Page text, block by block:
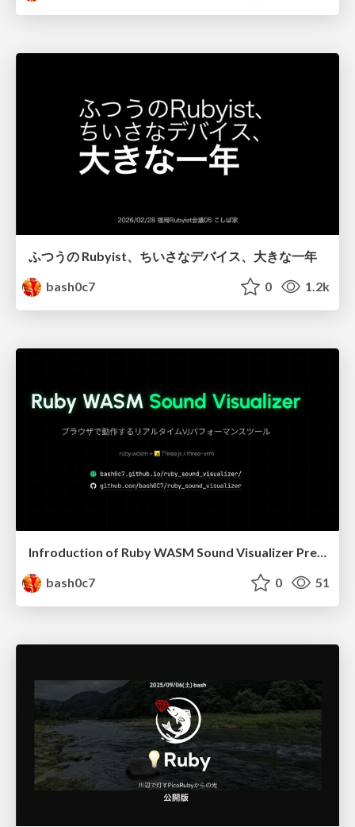
ふつうの Rubyist、ちいさなデバイス、大きな一年
bash0c7
0 1.2k
Infroduction of Ruby WASM Sound Visualizer Presentation
bash0c7
0 51